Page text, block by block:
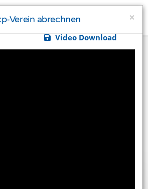
×
Verein abrechnen
Video Download